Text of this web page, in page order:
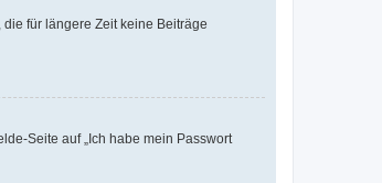
für längere Zeit keine Beiträge
Seite auf „Ich habe mein Passwort